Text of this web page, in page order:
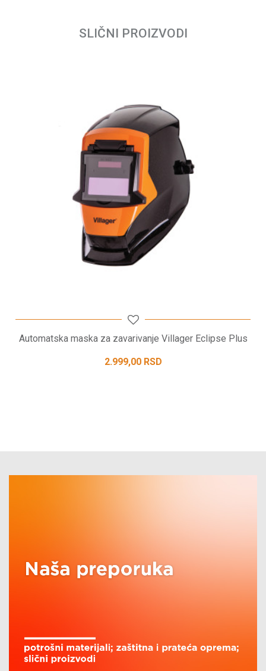
0.89 kg
POŠALJI
SLIČNI PROIZVODI
Automatska maska za zavarivanje Villager Eclipse Plus
2.999,00 RSD